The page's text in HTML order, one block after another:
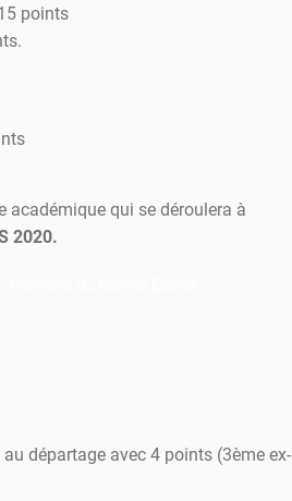
points
académique qui se déroulera à
2020.
départage avec 4 points (3ème ex-